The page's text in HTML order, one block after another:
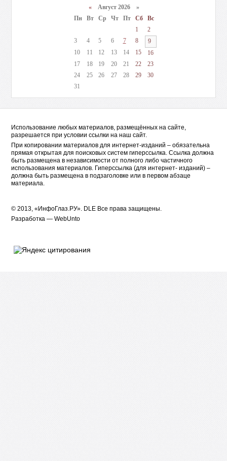
«Август 2026 »
Пн
Вт Ср Чт Пт Сб
Вс
1
2
3
4 5 6 7 8
9
10
11 12 13 14 15
16
17
18 19 20 21 22
23
24
25 26 27 28 29
30
31
Использование любых материалов, размещённых на сайте,
разрешается при условии ссылки на наш сайт.
При копировании материалов для интернет-изданий – обязательна
прямая открытая для поисковых систем гиперссылка. Ссылка должна
быть размещена в независимости от полного либо частичного
использования материалов. Гиперссылка (для интернет- изданий) –
должна быть размещена в подзаголовке или в первом абзаце
материала.
© 2013, «ИнфоГлаз.РУ». DLE Все права защищены.
Разработка —WebUnto